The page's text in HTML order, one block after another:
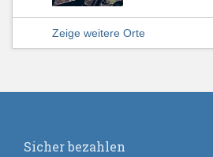
Zeige weitere Orte
Sicher bezahlen